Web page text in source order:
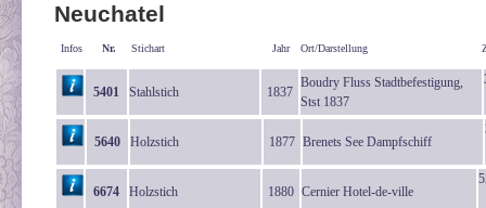
Neuchatel
Infos Nr. Stichart Jahr Ort/Darstellung
5401 Stahlstich 1837
Boudry Fluss Stadtbefestigung,
Stst 1837
5640 Holzstich 1877 Brenets See Dampfschiff
6674 Holzstich 1880 Cernier Hotel-de-ville